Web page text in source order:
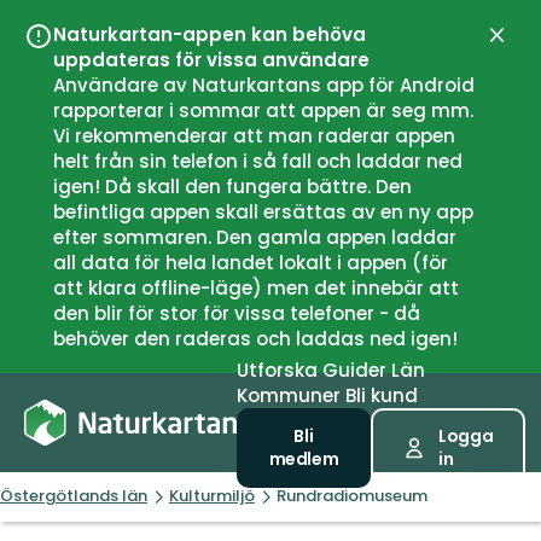
Naturkartan-appen kan behöva
uppdateras för vissa användare
Användare av Naturkartans app för Android
rapporterar i sommar att appen är seg mm.
Vi rekommenderar att man raderar appen
helt från sin telefon i så fall och laddar ned
igen! Då skall den fungera bättre. Den
befintliga appen skall ersättas av en ny app
efter sommaren. Den gamla appen laddar
all data för hela landet lokalt i appen (för
att klara offline-läge) men det innebär att
den blir för stor för vissa telefoner - då
behöver den raderas och laddas ned igen!
UtforskaGuiderLän
Kommuner Bli kund
Bli
medlem
Logga
in
Östergötlands län Kulturmiljö Rundradiomuseum